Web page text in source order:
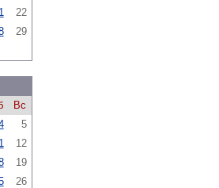
22
29
Вс
5
12
19
26